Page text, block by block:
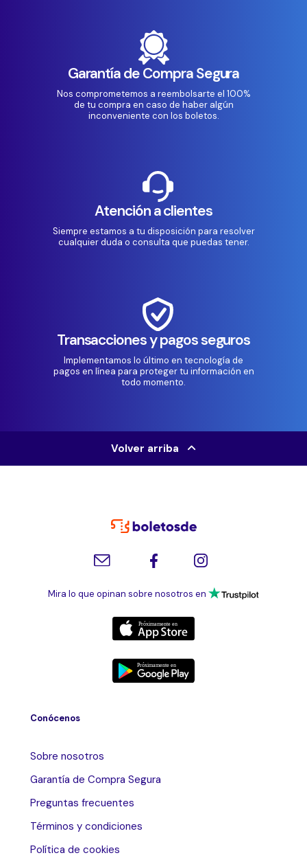
Garantía de Compra Segura
Nos comprometemos a reembolsarte el 100%
de tu compra en caso de haber algún
inconveniente con los boletos.
Atención a clientes
Siempre estamos a tu disposición para resolver
cualquier duda o consulta que puedas tener.
Transacciones y pagos seguros
Implementamos lo último en tecnología de
pagos en línea para proteger tu información en
todo momento.
Volver arriba
Mira lo que opinan sobre nosotros en
Conócenos
Sobre nosotros
Garantía de Compra Segura
Preguntas frecuentes
Términos y condiciones
Política de cookies